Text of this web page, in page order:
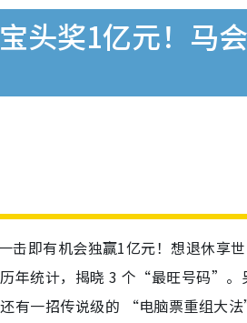
头奖1亿元！马
击即有机会独赢1亿元！想退休享
年统计，揭晓 3 个“最旺号码”。
有一招传说级的 “电脑票重组大